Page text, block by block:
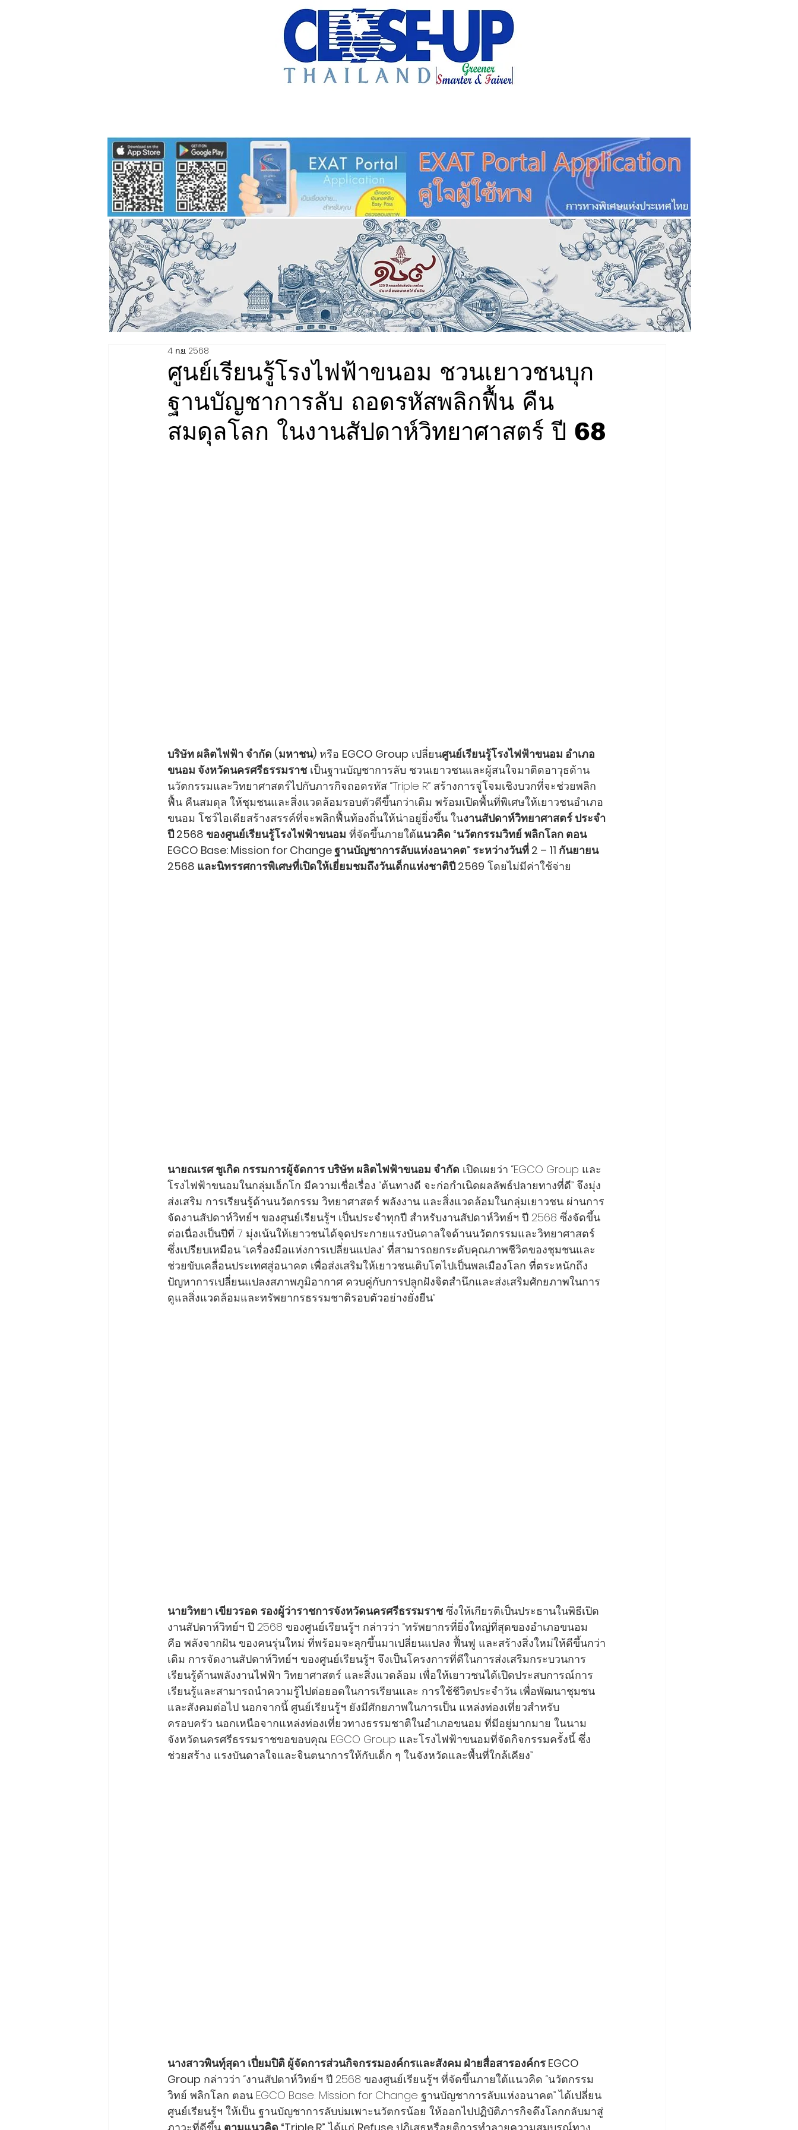
ศูนย์เรียนรู้โรงไฟฟ้าขนอม ชวนเยาวชนบุก
ฐานบัญชาการลับ ถอดรหัสพลิกฟื้น คืน
สมดุลโลก ในงานสัปดาห์วิทยาศาสตร์ ปี 68
4 ก.ย. 2568
บริษัท ผลิตไฟฟ้า จำกัด (มหาชน) หรือ EGCO Group เปลี่ยนศูนย์เรียนรู้โรงไฟฟ้าขนอม อำเภอ
ขนอม จังหวัดนครศรีธรรมราช เป็นฐานบัญชาการลับ ชวนเยาวชนและผู้สนใจมาติดอาวุธด้าน
นวัตกรรมและวิทยาศาสตร์ไปกับภารกิจถอดรหัส “Triple R” สร้างการจู่โจมเชิงบวกที่จะช่วยพลิก
ฟื้น คืนสมดุล ให้ชุมชนและสิ่งแวดล้อมรอบตัวดีขึ้นกว่าเดิม พร้อมเปิดพื้นที่พิเศษให้เยาวชนอำเภอ
ขนอม โชว์ไอเดียสร้างสรรค์ที่จะพลิกฟื้นท้องถิ่นให้น่าอยู่ยิ่งขึ้น ในงานสัปดาห์วิทยาศาสตร์ ประจำ
ปี 2568 ของศูนย์เรียนรู้โรงไฟฟ้าขนอม ที่จัดขึ้นภายใต้แนวคิด “นวัตกรรมวิทย์ พลิกโลก ตอน
EGCO Base: Mission for Change ฐานบัญชาการลับแห่งอนาคต” ระหว่างวันที่ 2 – 11 กันยายน
2568 และนิทรรศการพิเศษที่เปิดให้เยี่ยมชมถึงวันเด็กแห่งชาติปี 2569 โดยไม่มีค่าใช้จ่าย
นายณเรศ ชูเกิด กรรมการผู้จัดการ บริษัท ผลิตไฟฟ้าขนอม จำกัด เปิดเผยว่า “EGCO Group และ
โรงไฟฟ้าขนอมในกลุ่มเอ็กโก มีความเชื่อเรื่อง “ต้นทางดี จะก่อกำเนิดผลลัพธ์ปลายทางที่ดี” จึงมุ่ง
ส่งเสริม การเรียนรู้ด้านนวัตกรรม วิทยาศาสตร์ พลังงาน และสิ่งแวดล้อมในกลุ่มเยาวชน ผ่านการ
จัดงานสัปดาห์วิทย์ฯ ของศูนย์เรียนรู้ฯ เป็นประจำทุกปี สำหรับงานสัปดาห์วิทย์ฯ ปี 2568 ซึ่งจัดขึ้น
ต่อเนื่องเป็นปีที่ 7 มุ่งเน้นให้เยาวชนได้จุดประกายแรงบันดาลใจด้านนวัตกรรมและวิทยาศาสตร์
ซึ่งเปรียบเหมือน “เครื่องมือแห่งการเปลี่ยนแปลง” ที่สามารถยกระดับคุณภาพชีวิตของชุมชนและ
ช่วยขับเคลื่อนประเทศสู่อนาคต เพื่อส่งเสริมให้เยาวชนเติบโตไปเป็นพลเมืองโลก ที่ตระหนักถึง
ปัญหาการเปลี่ยนแปลงสภาพภูมิอากาศ ควบคู่กับการปลูกฝังจิตสำนึกและส่งเสริมศักยภาพในการ
ดูแลสิ่งแวดล้อมและทรัพยากรธรรมชาติรอบตัวอย่างยั่งยืน”
นายวิทยา เขียวรอด รองผู้ว่าราชการจังหวัดนครศรีธรรมราช ซึ่งให้เกียรติเป็นประธานในพิธีเปิด
งานสัปดาห์วิทย์ฯ ปี 2568 ของศูนย์เรียนรู้ฯ กล่าวว่า “ทรัพยากรที่ยิ่งใหญ่ที่สุดของอำเภอขนอม
คือ พลังจากฝัน ของคนรุ่นใหม่ ที่พร้อมจะลุกขึ้นมาเปลี่ยนแปลง ฟื้นฟู และสร้างสิ่งใหม่ให้ดีขึ้นกว่า
เดิม การจัดงานสัปดาห์วิทย์ฯ ของศูนย์เรียนรู้ฯ จึงเป็นโครงการที่ดีในการส่งเสริมกระบวนการ
เรียนรู้ด้านพลังงานไฟฟ้า วิทยาศาสตร์ และสิ่งแวดล้อม เพื่อให้เยาวชนได้เปิดประสบการณ์การ
เรียนรู้และสามารถนำความรู้ไปต่อยอดในการเรียนและ การใช้ชีวิตประจำวัน เพื่อพัฒนาชุมชน
และสังคมต่อไป นอกจากนี้ ศูนย์เรียนรู้ฯ ยังมีศักยภาพในการเป็น แหล่งท่องเที่ยวสำหรับ
ครอบครัว นอกเหนือจากแหล่งท่องเที่ยวทางธรรมชาติในอำเภอขนอม ที่มีอยู่มากมาย ในนาม
จังหวัดนครศรีธรรมราชขอขอบคุณ EGCO Group และโรงไฟฟ้าขนอมที่จัดกิจกรรมครั้งนี้ ซึ่ง
ช่วยสร้าง แรงบันดาลใจและจินตนาการให้กับเด็ก ๆ ในจังหวัดและพื้นที่ใกล้เคียง”
นางสาวพินทุ์สุดา เปี่ยมปิติ ผู้จัดการส่วนกิจกรรมองค์กรและสังคม ฝ่ายสื่อสารองค์กร EGCO
Group กล่าวว่า “งานสัปดาห์วิทย์ฯ ปี 2568 ของศูนย์เรียนรู้ฯ ที่จัดขึ้นภายใต้แนวคิด “นวัตกรรม
วิทย์ พลิกโลก ตอน EGCO Base: Mission for Change ฐานบัญชาการลับแห่งอนาคต” ได้เปลี่ยน
ศูนย์เรียนรู้ฯ ให้เป็น ฐานบัญชาการลับบ่มเพาะนวัตกรน้อย ให้ออกไปปฏิบัติภารกิจดึงโลกกลับมาสู่